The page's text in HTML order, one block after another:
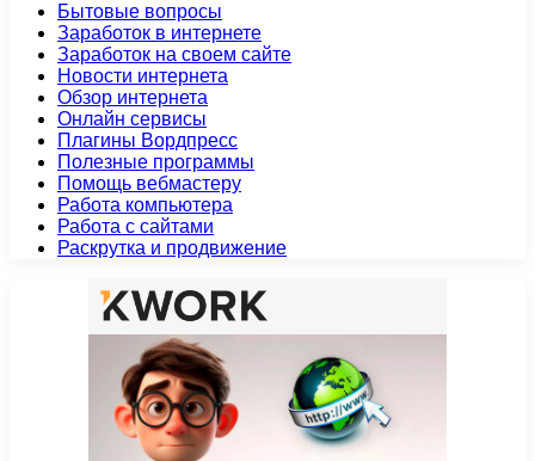
Бытовые вопросы
Заработок в интернете
Заработок на своем сайте
Новости интернета
Обзор интернета
Онлайн сервисы
Плагины Вордпресс
Полезные программы
Помощь вебмастеру
Работа компьютера
Работа с сайтами
Раскрутка и продвижение